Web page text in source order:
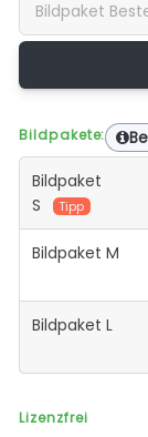
Bildpakete:
Bildpaket
S
Tipp
Bildpaket M
Bildpaket L
Lizenzfrei